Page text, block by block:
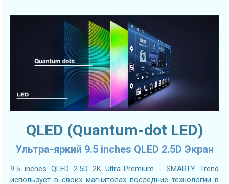
QLED (Quantum-dot LED)
Ультра-яркий 9.5 inches QLED 2.5D Экран
9.5 inches QLED 2.5D 2K Ultra-Premium - SMARTY Trend
использует в своих магнитолах последние технологии в